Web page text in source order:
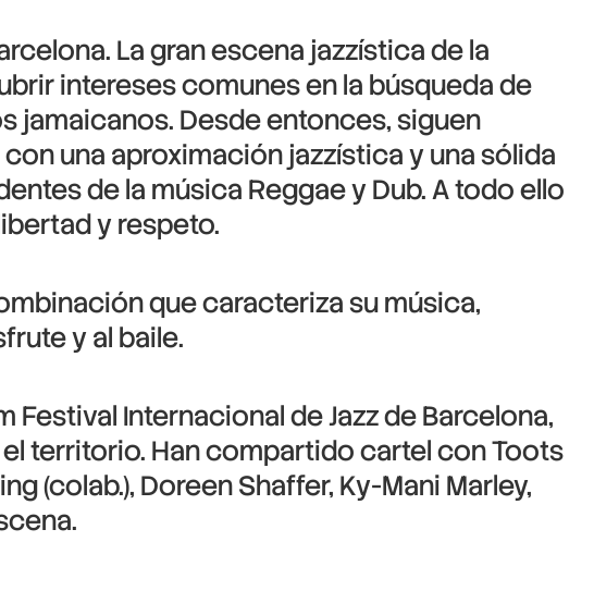
La gran escena jazzística de la
intereses comunes en la búsqueda de
jamaicanos. Desde entonces, siguen
una aproximación jazzística y una sólida
de la música Reggae y Dub. A todo ello
y respeto.
que caracteriza su música,
y al baile.
Internacional de Jazz de Barcelona,
territorio. Han compartido cartel con Toots
(colab.), Doreen Shaffer, Ky-Mani Marley,